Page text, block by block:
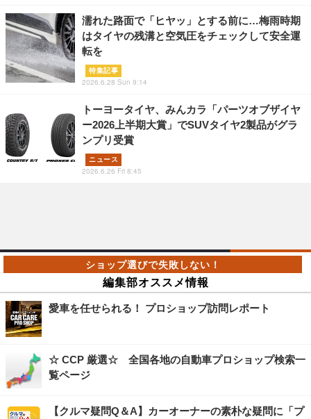
濡れた路面で「ヒヤッ」とする前に…梅雨時期
はタイヤの残溝と空気圧をチェックして安全運
転を
特集記事
2026.6.28 Sun 9:14
トーヨータイヤ、みんカラ「パーツオブザイヤ
ー2026上半期大賞」でSUVタイヤ2製品がグラ
ンプリ受賞
ニュース
2026.6.26 Fri 8:45
編集部オススメ情報
愛車を任せられる！ プロショップ訪問レポート
☆ CCP 厳選☆ 全国各地の自動車プロショップ検索一
覧ページ
【クルマ疑問Q＆A】カーオーナーの素朴な疑問に「プ